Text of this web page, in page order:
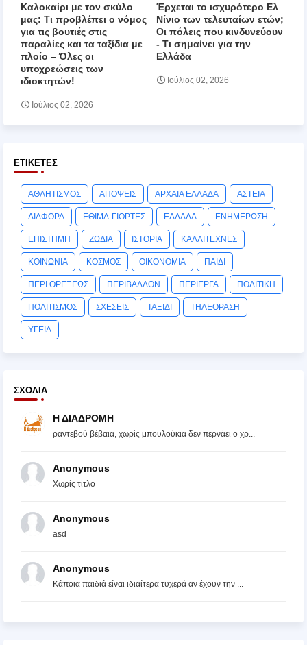
Καλοκαίρι με τον σκύλο
μας: Τι προβλέπει ο νόμος
για τις βουτιές στις
παραλίες και τα ταξίδια με
πλοίο – Όλες οι
υποχρεώσεις των
ιδιοκτητών!
Ιούλιος 02, 2026
Έρχεται το ισχυρότερο Ελ
Νίνιο των τελευταίων ετών;
Οι πόλεις που κινδυνεύουν
‑ Τι σημαίνει για την
Ελλάδα
Ιούλιος 02, 2026
ΕΤΙΚΈΤΕΣ
ΑΘΛΗΤΙΣΜΟΣ ΑΠΟΨΕΙΣ ΑΡΧΑΙΑ ΕΛΛΑΔΑ ΑΣΤΕΙΑ
ΔΙΑΦΟΡΑ ΕΘΙΜΑ-ΓΙΟΡΤΕΣ ΕΛΛΑΔΑ ΕΝΗΜΕΡΩΣΗ
ΕΠΙΣΤΗΜΗ ΖΩΔΙΑ ΙΣΤΟΡΙΑ ΚΑΛΛΙΤΕΧΝΕΣ
ΚΟΙΝΩΝΙΑ ΚΟΣΜΟΣ ΟΙΚΟΝΟΜΙΑ ΠΑΙΔΙ
ΠΕΡΙ ΟΡΕΞΕΩΣ ΠΕΡΙΒΑΛΛΟΝ ΠΕΡΙΕΡΓΑ ΠΟΛΙΤΙΚΗ
ΠΟΛΙΤΙΣΜΟΣ ΣΧΕΣΕΙΣ ΤΑΞΙΔΙ ΤΗΛΕΟΡΑΣΗ
ΥΓΕΙΑ
ΣΧΌΛΙΑ
Η ΔΙΑΔΡΟΜΗ
ραντεβού βέβαια, χωρίς μπουλούκια δεν περνάει ο χρ...
Anonymous
Χωρίς τίτλο
Anonymous
asd
Anonymous
Κάποια παιδιά είναι ιδιαίτερα τυχερά αν έχουν την ...